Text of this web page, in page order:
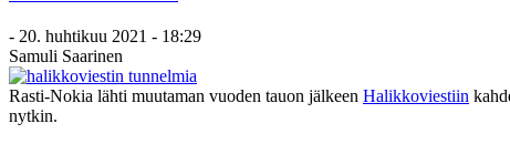
- 20. huhtikuu 2021 - 18:29
Samuli Saarinen
Rasti-Nokia lähti muutaman vuoden tauon jälkeen Halikkoviestiin
nytkin.